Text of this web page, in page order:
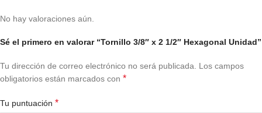
No hay valoraciones aún.
Sé el primero en valorar “Tornillo 3/8″ x 2 1/2″ Hexagonal Unidad”
Tu dirección de correo electrónico no será publicada. Los campos
obligatorios están marcados con *
Tu puntuación *